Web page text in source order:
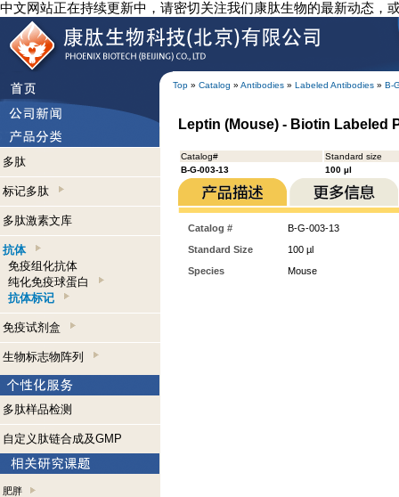
中文网站正在持续更新中，请密切关注我们康肽生物的最新动态，
Top » Catalog » Antibodies » Labeled Antibodies » B-
多肽
标记多肽
多肽激素文库
抗体
免疫组化抗体
纯化免疫球蛋白
抗体标记
免疫试剂盒
生物标志物阵列
多肽样品检测
自定义肽链合成及GMP
肥胖
Leptin (Mouse) - Biotin Labeled
Catalog#
Standard size
B-G-003-13
100 µl
Catalog #
B-G-003-13
Standard Size
100 µl
Species
Mouse